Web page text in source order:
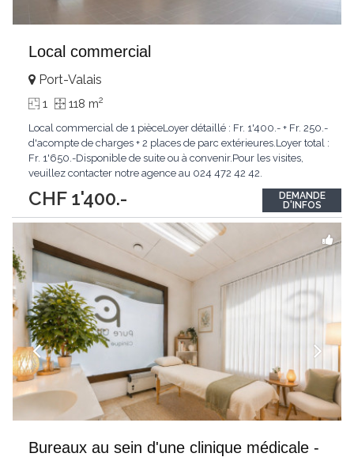
Local commercial
CHF 1'400.-
Port-Valais
1 118 m2
Local commercial de 1 pièceLoyer détaillé : Fr. 1'400.- + Fr. 250.-
d'acompte de charges + 2 places de parc extérieures.Loyer total :
Fr. 1'650.-Disponible de suite ou à convenir.Pour les visites,
veuillez contacter notre agence au 024 472 42 42.
DEMANDE
D'INFOS
Bureaux au sein d'une clinique médicale -